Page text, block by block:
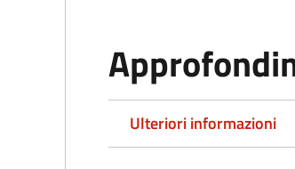
Ulteriori informazioni